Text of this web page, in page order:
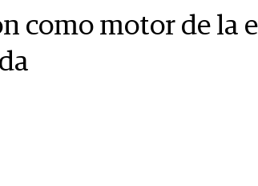
como motor de la